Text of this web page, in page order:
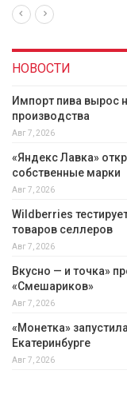
НОВОСТИ
Импорт пива вырос
производства
Авг 7, 2026
«Яндекс Лавка»
собственные марки
Авг 7, 2026
Wildberries
товаров селлеров
Авг 7, 2026
Вкусно — и точка»
«Смешариков»
Авг 7, 2026
«Монетка»
Екатеринбурге
Авг 7, 2026